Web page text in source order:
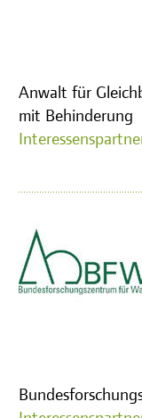
Anwalt für
mit Behinderung